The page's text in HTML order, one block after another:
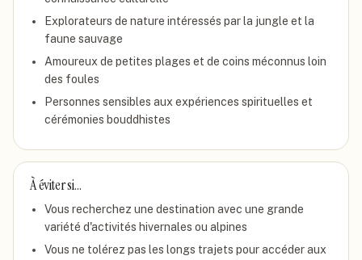
Explorateurs de nature intéressés par la jungle et la
faune sauvage
Amoureux de petites plages et de coins méconnus loin
des foules
Personnes sensibles aux expériences spirituelles et
cérémonies bouddhistes
À éviter si…
Vous recherchez une destination avec une grande
variété d'activités hivernales ou alpines
Vous ne tolérez pas les longs trajets pour accéder aux